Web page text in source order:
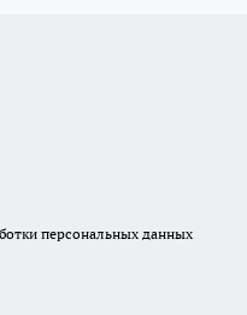
персональных данных